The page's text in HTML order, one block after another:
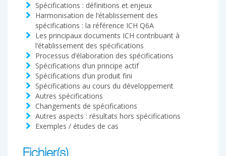
Spécifications : définitions et enjeux
Harmonisation de l’établissement des
spécifications : la référence ICH Q6A
Les principaux documents ICH contribuant à
l’établissement des spécifications
Processus d’élaboration des spécifications
Spécifications d’un principe actif
Spécifications d’un produit fini
Spécifications au cours du développement
Autres spécifications
Changements de spécifications
Autres aspects : résultats hors spécifications
Exemples / études de cas